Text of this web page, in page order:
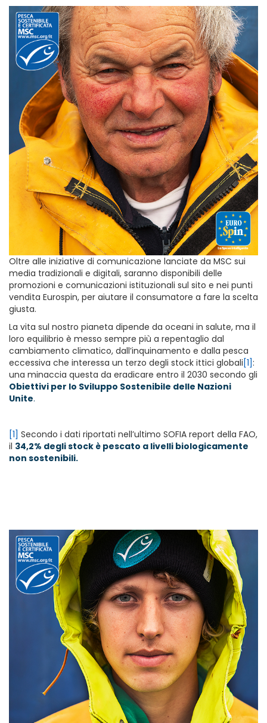
Oltre alle iniziative di comunicazione lanciate da MSC sui
media tradizionali e digitali, saranno disponibili delle
promozioni e comunicazioni istituzionali sul sito e nei punti
vendita Eurospin, per aiutare il consumatore a fare la scelta
giusta.
La vita sul nostro pianeta dipende da oceani in salute, ma il
loro equilibrio è messo sempre più a repentaglio dal
cambiamento climatico, dall’inquinamento e dalla pesca
eccessiva che interessa un terzo degli stock ittici globali [1] :
una minaccia questa da eradicare entro il 2030 secondo gli
Obiettivi per lo Sviluppo Sostenibile delle Nazioni
Unite.
[1] Secondo i dati riportati nell’ultimo SOFIA report della FAO,
il 34,2% degli stock è pescato a livelli biologicamente
non sostenibili.